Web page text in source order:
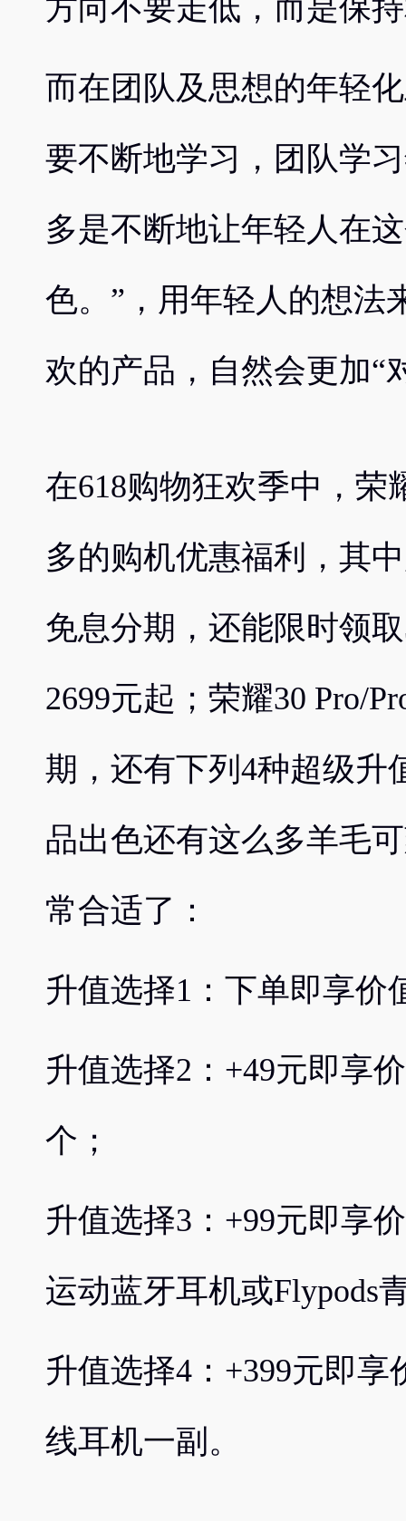
方向不要走低，而是保
而在团队及思想的年轻
要不断地学习，团队学
多是不断地让年轻人在
色。”，用年轻人的想法
欢的产品，自然会更加“
在618购物狂欢季中，荣
多的购机优惠福利，其
免息分期，还能限时领
2699元起；荣耀30 Pro/
期，还有下列4种超级升
品出色还有这么多羊毛
常合适了：
升值选择1：下单即享价
升值选择2：+49元即享
个；
升值选择3：+99元即享
运动蓝牙耳机或Flypods
升值选择4：+399元即享
线耳机一副。